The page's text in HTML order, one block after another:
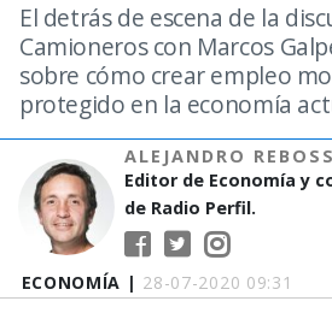
ECONOMÍA | 28-07-2020 09:31
El detrás de escena de la
Camioneros con Marcos
sobre cómo crear empleo
protegido en la economía
ALEJANDRO
Editor de Economía y
de Radio Perfil.